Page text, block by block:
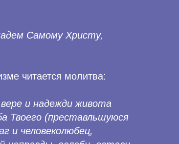
Самому Христу,
читается молитва:
и надежди живота
Твоего (преставльшуюся
и человеколюбец,